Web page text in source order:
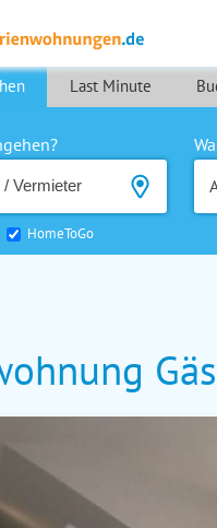
Last Minute
HomeToGo